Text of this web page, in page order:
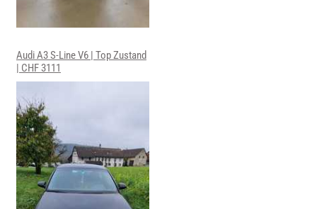
Audi A3 S-Line V6 | Top Zustand
| CHF 3111